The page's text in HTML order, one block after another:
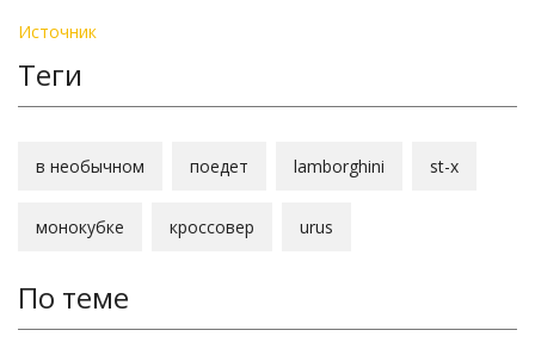
Источник
Теги
в необычном поедет lamborghini st-x
монокубке кроссовер urus
По теме